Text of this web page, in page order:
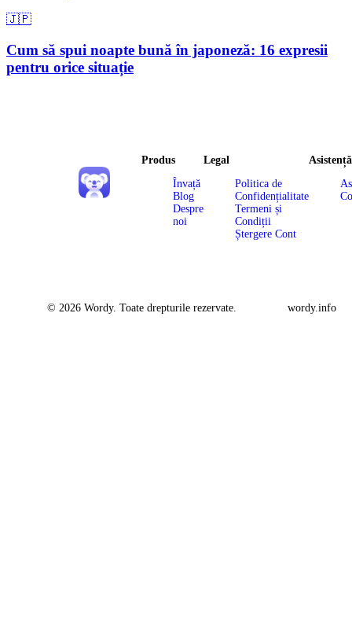
🇯🇵
Cum să spui noapte bună în japoneză: 16 expresii
pentru orice situație
Produs
Învață
Blog
Despre
noi
Legal
Politica de
Confidențialitate
Termeni și
Condiții
Ștergere Cont
Asistență
© 2026 Wordy. Toate drepturile rezervate. wordy.info